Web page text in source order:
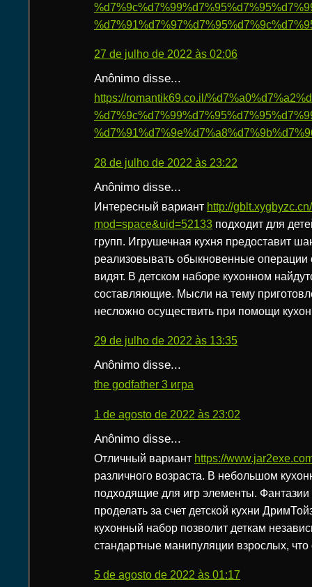
27 de julho de 2022 às 02:06
Anônimo disse...
https://romantik69.co.il/
28 de julho de 2022 às 23:22
Anônimo disse...
Интересный вариант http://
mod=space&uid=52133 подходит для
групп. Игрушечная кухня предоставит
реализовывать обыкновенные операции
видят. В детском наборе кухонном
составляющие. Мысли на тему
несложно осуществить при помощи
29 de julho de 2022 às 13:35
Anônimo disse...
the godfather 3 игра
1 de agosto de 2022 às 23:02
Anônimo disse...
Отличный вариант https://
различного возраста. В небольшом
подходящие для игр элементы.
проделать за счет детской кухни
кухонный набор позволит деткам
стандартные манипуляции взрослых,
5 de agosto de 2022 às 01:17